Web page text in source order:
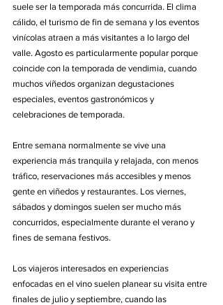
suele ser la temporada más concurrida. El clima
cálido, el turismo de fin de semana y los eventos
vinícolas atraen a más visitantes a lo largo del
valle. Agosto es particularmente popular porque
coincide con la temporada de vendimia, cuando
muchos viñedos organizan degustaciones
especiales, eventos gastronómicos y
celebraciones de temporada.
Entre semana normalmente se vive una
experiencia más tranquila y relajada, con menos
tráfico, reservaciones más accesibles y menos
gente en viñedos y restaurantes. Los viernes,
sábados y domingos suelen ser mucho más
concurridos, especialmente durante el verano y
fines de semana festivos.
Los viajeros interesados en experiencias
enfocadas en el vino suelen planear su visita entre
finales de julio y septiembre, cuando las